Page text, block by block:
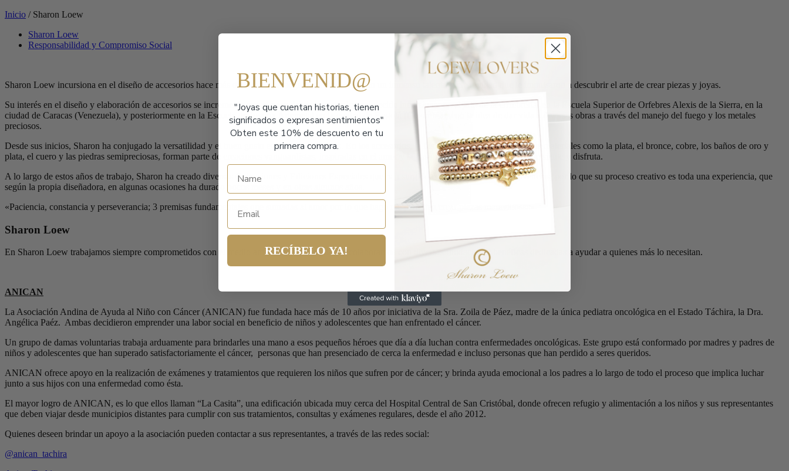
Inicio / Sharon Loew
Sharon Loew
Responsabilidad y Compromiso Social
Sharon Loew incursiona en el diseño de accesorios hace más de 10 años. Abogado de profesión con un inmenso talento y creatividad que le impulsaron a descubrir el arte de crear piezas y joyas.
Su interés en el diseño y elaboración de accesorios se incrementa con el paso del tiempo por lo cual decide incursionar en el arte de la Orfebrería, en la Escuela Superior de Orfebres Alexis de la Sierra, en la
ciudad de Caracas (Venezuela), y posteriormente en la Escuela de Joyería Artemetal en la ciudad de Bogotá (Colombia), con la idea de dar vida a diversas obras a través del manejo del fuego y los metales
preciosos.
Desde sus inicios, Sharon ha conjugado la versatilidad y el buen gusto en piezas exclusivas. En los accesorios, la fusión y el contraste de diversos materiales como la plata, el bronce, cobre, los baños de oro y
plata, el cuero y las piedras semipreciosas, forman parte de creaciones vanguardistas, inspiradas en el amor y la pasión por hacer lo que realmente siente y disfruta.
A lo largo de estos años de trabajo, Sharon ha creado diversas Colecciones y Ediciones Especiales que han surgido como resultado de sus vivencias, por lo que su proceso creativo es toda una experiencia, que
según la propia diseñadora, en algunas ocasiones ha durado pocos meses y en otras algunos años.
«Paciencia, constancia y perseverancia; 3 premisas fundamentales que sumadas al amor por lo que hago me permiten crear piezas maravillosas»
Sharon Loew
En Sharon Loew trabajamos siempre comprometidos con el medio ambiente y la sociedad; y colaboramos con diversas fundaciones benéficas dedicadas a ayudar a quienes más lo necesitan.
ANICAN
La Asociación Andina de Ayuda al Niño con Cáncer (ANICAN) fue fundada hace más de 10 años por iniciativa de la Sra. Zoila de Páez, madre de la única pediatra oncológica en el Estado Táchira, la Dra.
Angélica Paéz. Ambas decidieron emprender una labor social en beneficio de niños y adolescentes que han enfrentado el cáncer.
Un grupo de damas voluntarias trabaja arduamente para brindarles una mano a esos pequeños héroes que día a día luchan contra enfermedades oncológicas. Este grupo está conformado por madres y padres de
niños y adolescentes que han superado satisfactoriamente el cáncer, personas que han presenciado de cerca la enfermedad e incluso personas que han perdido a seres queridos.
ANICAN ofrece apoyo en la realización de exámenes y tratamientos que requieren los niños que sufren por de cáncer; y brinda ayuda emocional a los padres a lo largo de todo el proceso que implica luchar
junto a sus hijos con una enfermedad como ésta.
El mayor logro de ANICAN, es lo que ellos llaman “La Casita”, una edificación ubicada muy cerca del Hospital Central de San Cristóbal, donde ofrecen refugio y alimentación a los niños y sus representantes
que deben viajar desde municipios distantes para cumplir con sus tratamientos, consultas y exámenes regulares, desde el año 2012.
Quienes deseen brindar un apoyo a la asociación pueden contactar a sus representantes, a través de las redes social:
@anican_tachira
BIENVENID@
"Joyas que cuentan historias, tienen
significados o expresan sentimientos"
Obten este 10% de descuento en tu
primera compra.
RECÍBELO YA!